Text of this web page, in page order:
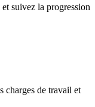
suivez la progression
charges de travail et